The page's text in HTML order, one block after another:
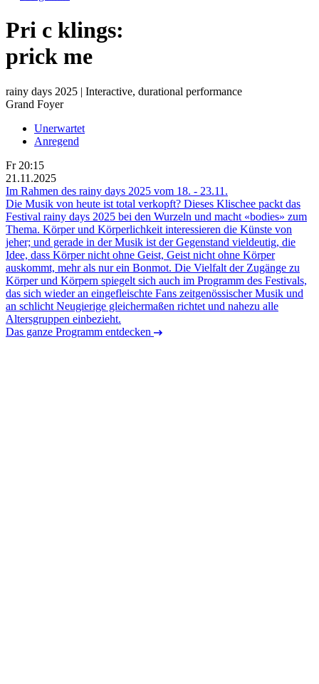
Pri c klings:
prick me
rainy days 2025 | Interactive, durational performance
Grand Foyer
Unerwartet
Anregend
Fr 20:15
21.11.2025
Im Rahmen des rainy days 2025 vom 18. - 23.11.
Die Musik von heute ist total verkopft? Dieses Klischee packt das
Festival rainy days 2025 bei den Wurzeln und macht «bodies» zum
Thema. Körper und Körperlichkeit interessieren die Künste von
jeher; und gerade in der Musik ist der Gegenstand vieldeutig, die
Idee, dass Körper nicht ohne Geist, Geist nicht ohne Körper
auskommt, mehr als nur ein Bonmot. Die Vielfalt der Zugänge zu
Körper und Körpern spiegelt sich auch im Programm des Festivals,
das sich wieder an eingefleischte Fans zeitgenössischer Musik und
an schlicht Neugierige gleichermaßen richtet und nahezu alle
Altersgruppen einbezieht.
Das ganze Programm entdecken